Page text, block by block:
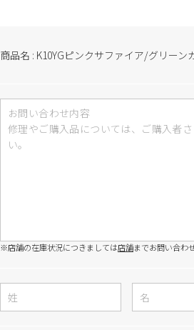
商品名 : K10YGピンクサファイア/グリーン
※店舗の在庫状況につきましては店舗までお問い合わ